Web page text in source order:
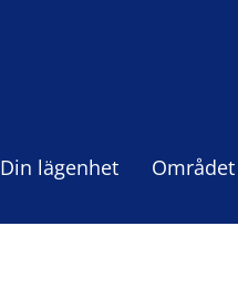
Din lägenhet Området